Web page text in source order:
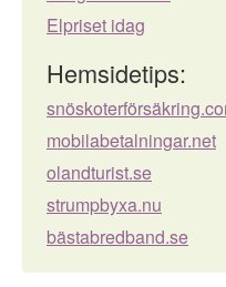
Elpriset idag
Hemsidetips:
mobilabetalningar.net
olandturist.se
strumpbyxa.nu
bästabredband.se